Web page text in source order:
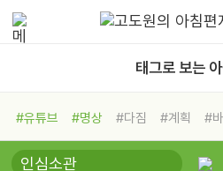
태그로 보는
#유튜브 #명상 #다짐 #계획 #
#비전캠프
#독서캠프 #삶